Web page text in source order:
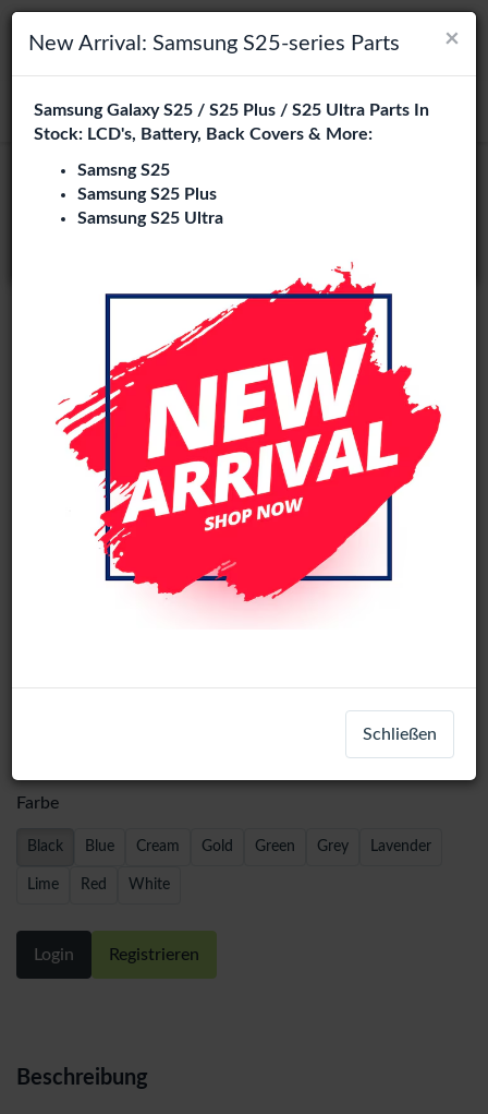
×
Wählen Sie Ihre Sprache
Es sieht so aus, als wären Sie in Vereinigte Staaten
Besuchen Sie
Navigation umschalten
suchen
Login
Samsung Galaxy S23 Plus (SM-S916B)
Farbe
Black Blue Cream Gold Green Grey Lavender
Lime Red White
Login Registrieren
Beschreibung
×
New Arrival: Samsung S25-series Parts
Samsung Galaxy S25 / S25 Plus / S25 Ultra Parts In
Stock: LCD's, Battery, Back Covers & More:
Samsng S25
Samsung S25 Plus
Samsung S25 Ultra
Schließen